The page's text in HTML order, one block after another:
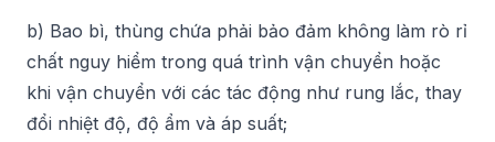
b) Bao bì, thùng chứa phải bảo đảm không làm rò rỉ
chất nguy hiểm trong quá trình vận chuyển hoặc
khi vận chuyển với các tác động như rung lắc, thay
đổi nhiệt độ, độ ẩm và áp suất;